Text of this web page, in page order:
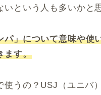
いという人も多いかと
パ」について意味や使
ます。
使うの？USJ（ユニバ